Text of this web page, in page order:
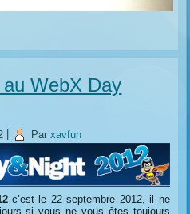
WebX Day
Par xavfun
c’est le 22 septembre 2012, il ne
si vous ne vous êtes toujours